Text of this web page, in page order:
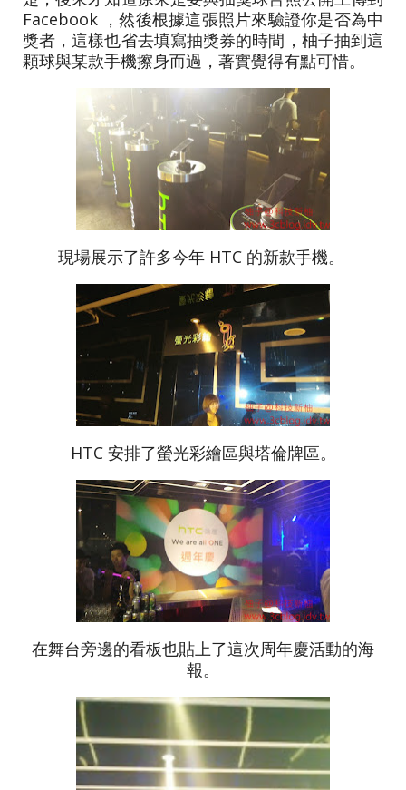
Facebook ，然後根據這張照片來驗證你是否為中
獎者，這樣也省去填寫抽獎券的時間，柚子抽到這
顆球與某款手機擦身而過，著實覺得有點可惜。
現場展示了許多今年 HTC 的新款手機。
HTC 安排了螢光彩繪區與塔倫牌區。
在舞台旁邊的看板也貼上了這次周年慶活動的海
報。